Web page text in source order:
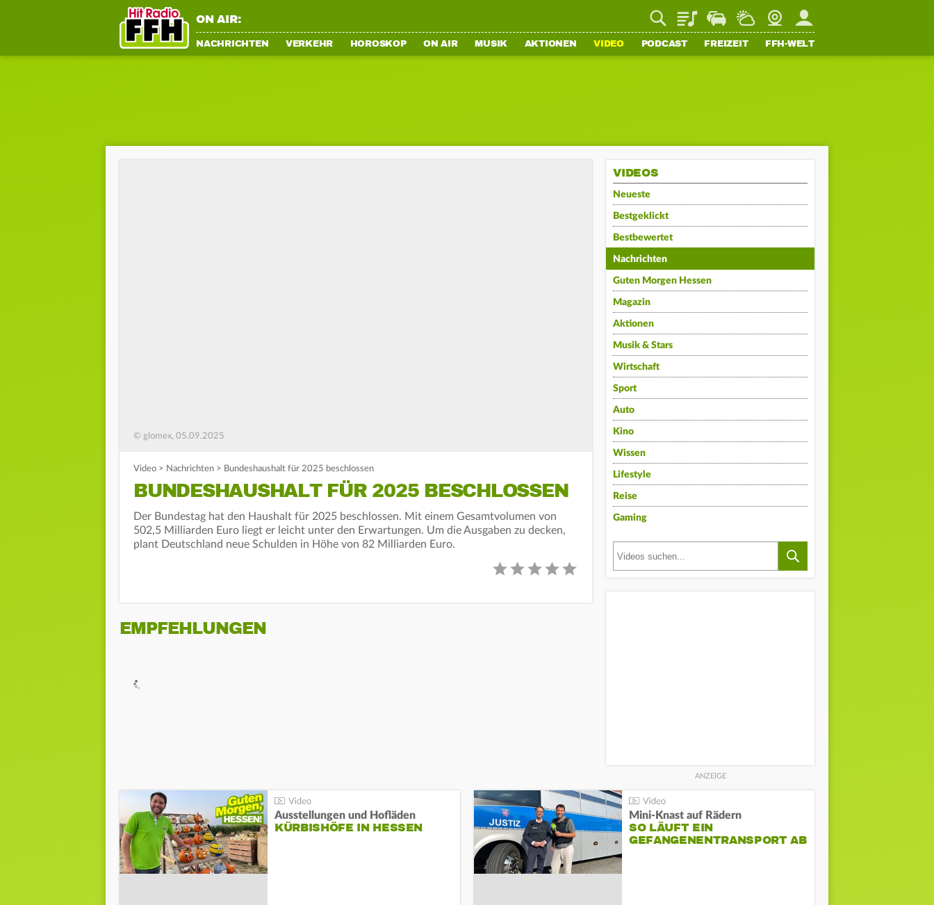
ON AIR: PlaylistStaupilotWetterWebcamMein FFH
NACHRICHTEN VERKEHR HOROSKOP ON AIR MUSIK AKTIONEN VIDEO PODCAST FREIZEIT FFH-WELT
© glomex, 05.09.2025
Video > Nachrichten > Bundeshaushalt für 2025 beschlossen
BUNDESHAUSHALT FÜR 2025 BESCHLOSSEN
Der Bundestag hat den Haushalt für 2025 beschlossen. Mit einem Gesamtvolumen von
502,5 Milliarden Euro liegt er leicht unter den Erwartungen. Um die Ausgaben zu decken,
plant Deutschland neue Schulden in Höhe von 82 Milliarden Euro.
EMPFEHLUNGEN
VIDEOS
Neueste
Bestgeklickt
Bestbewertet
Nachrichten
Guten Morgen Hessen
Magazin
Aktionen
Musik & Stars
Wirtschaft
Sport
Auto
Kino
Wissen
Lifestyle
Reise
Gaming
Ausstellungen und Hofläden
KÜRBISHÖFE IN HESSEN
Mini-Knast auf Rädern
SO LÄUFT EIN
GEFANGENENTRANSPORT AB